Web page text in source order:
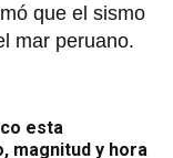
que el sismo
mar peruano.
esta
magnitud y hora